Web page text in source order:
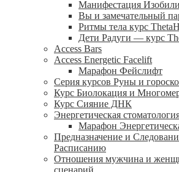
Манифестация
Вы и замечательный
Ритмы тела курс
Дети Радуги — курс
Access Bars
Access Energetic Facelift
Марафон Фейслифт
Серия курсов Руны и
Курс Биолокация и
Курс Сияние ДНК
Энергетическая
Марафон
Предназначение и
Расписанию
Отношения мужчина и
сценарий